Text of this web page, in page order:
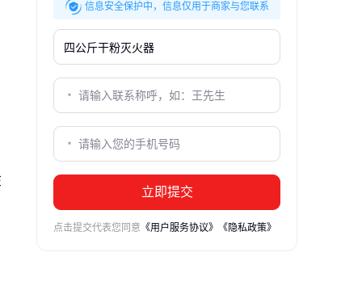
信息安全保护中，信息仅用于商家与您联系
立即提交
点击提交代表您同意 《用户服务协议》 《隐私政策》